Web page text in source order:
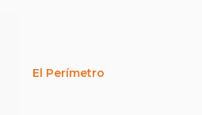
El Perímetro